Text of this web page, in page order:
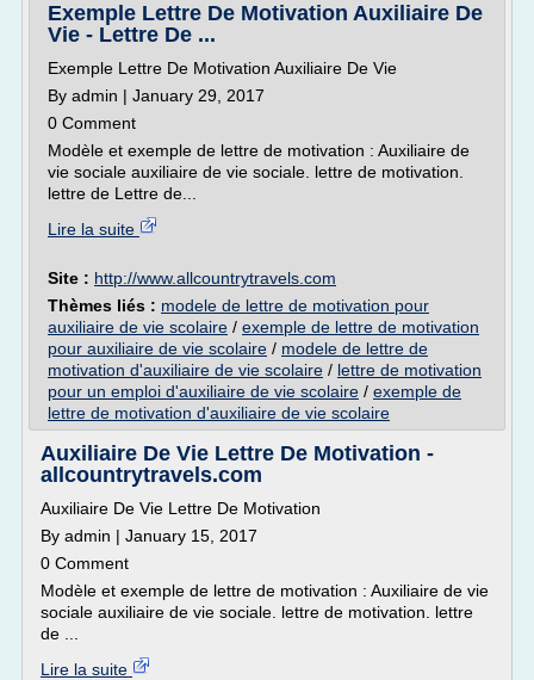
Exemple Lettre De Motivation Auxiliaire De
Vie - Lettre De ...
Exemple Lettre De Motivation Auxiliaire De Vie
By admin | January 29, 2017
0 Comment
Modèle et exemple de lettre de motivation : Auxiliaire de
vie sociale auxiliaire de vie sociale. lettre de motivation.
lettre de Lettre de...
Lire la suite
Site : http://www.allcountrytravels.com
Thèmes liés : modele de lettre de motivation pour
auxiliaire de vie scolaire / exemple de lettre de motivation
pour auxiliaire de vie scolaire / modele de lettre de
motivation d'auxiliaire de vie scolaire / lettre de motivation
pour un emploi d'auxiliaire de vie scolaire / exemple de
lettre de motivation d'auxiliaire de vie scolaire
Auxiliaire De Vie Lettre De Motivation -
allcountrytravels.com
Auxiliaire De Vie Lettre De Motivation
By admin | January 15, 2017
0 Comment
Modèle et exemple de lettre de motivation : Auxiliaire de vie
sociale auxiliaire de vie sociale. lettre de motivation. lettre
de ...
Lire la suite